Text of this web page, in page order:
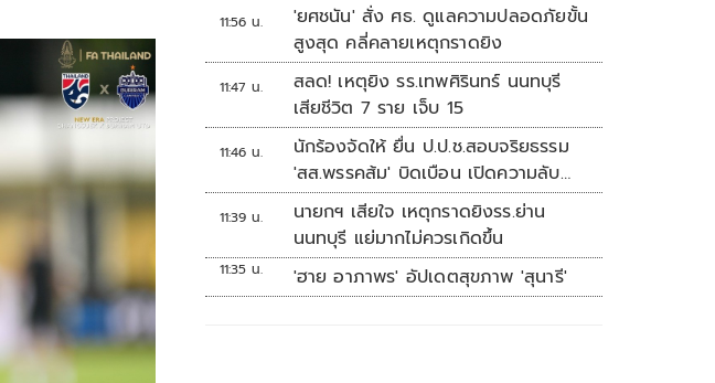
11:56 น.
'ยศชนัน' สั่ง ศธ. ดูแลความปลอดภัยขั้น
สูงสุด คลี่คลายเหตุกราดยิง
11:47 น.
สลด! เหตุยิง รร.เทพศิรินทร์ นนทบุรี
เสียชีวิต 7 ราย เจ็บ 15
11:46 น.
นักร้องจัดให้ ยื่น ป.ป.ช.สอบจริยธรรม
'สส.พรรคส้ม' บิดเบือน เปิดความลับ
'บังเกอร์ทหาร'
11:39 น.
นายกฯ เสียใจ เหตุกราดยิงรร.ย่าน
นนทบุรี แย่มากไม่ควรเกิดขึ้น
11:35 น. 'ฮาย อาภาพร' อัปเดตสุขภาพ 'สุนารี'